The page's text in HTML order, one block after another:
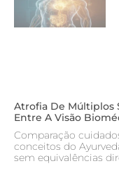
Atrofia De Múltiplos
Entre A Visão
Comparação
conceitos do
sem equivalências